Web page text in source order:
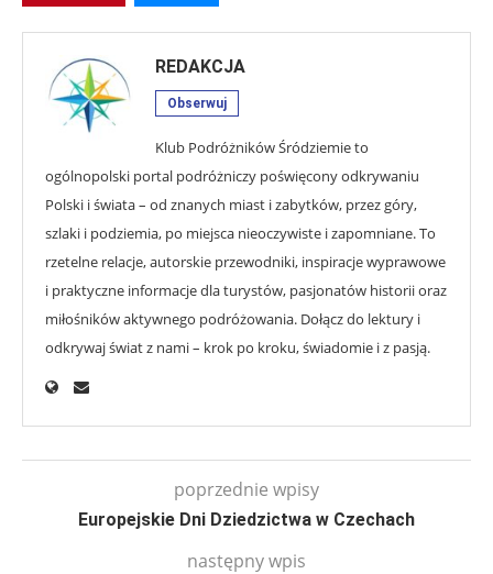
REDAKCJA
Obserwuj
Klub Podróżników Śródziemie to
ogólnopolski portal podróżniczy poświęcony odkrywaniu
Polski i świata – od znanych miast i zabytków, przez góry,
szlaki i podziemia, po miejsca nieoczywiste i zapomniane. To
rzetelne relacje, autorskie przewodniki, inspiracje wyprawowe
i praktyczne informacje dla turystów, pasjonatów historii oraz
miłośników aktywnego podróżowania. Dołącz do lektury i
odkrywaj świat z nami – krok po kroku, świadomie i z pasją.
poprzednie wpisy
Europejskie Dni Dziedzictwa w Czechach
następny wpis